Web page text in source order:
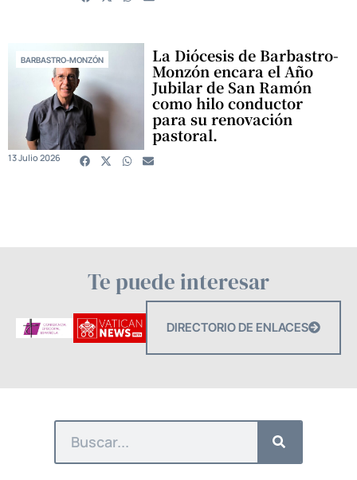
BARBASTRO-MONZÓN La Diócesis de Barbastro-
Monzón encara el Año
Jubilar de San Ramón
como hilo conductor
para su renovación
pastoral.
13 Julio 2026
Te puede interesar
DIRECTORIO DE ENLACES